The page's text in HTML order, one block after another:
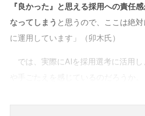
『良かった』と思える採用への責任
なってしまう と思うので、ここは絶
に運用しています」（卯木氏）
では、実際にAIを採用選考に活用